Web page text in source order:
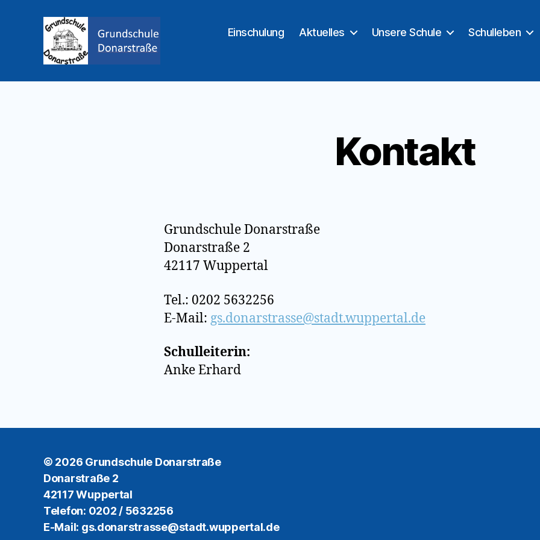
Donarstraße
Einschulung Aktuelles Unsere Schule Schulleben
Kontakt
Grundschule Donarstraße
Donarstraße 2
42117 Wuppertal
Tel.: 0202 5632256
E-Mail: gs.donarstrasse@stadt.wuppertal.de
Schulleiterin:
Anke Erhard
© 2026 Grundschule Donarstraße
Donarstraße 2
42117 Wuppertal
Telefon: 0202 / 5632256
E-Mail: gs.donarstrasse@stadt.wuppertal.de